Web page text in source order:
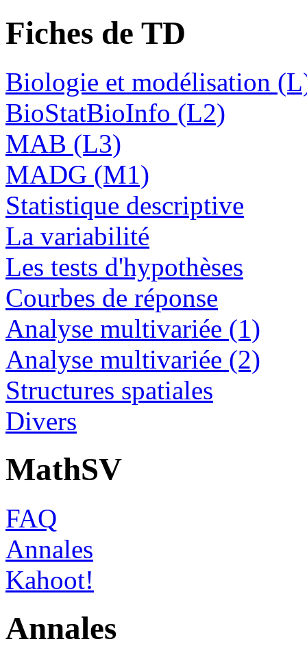
Fiches de TD
Biologie et modélisation
BioStatBioInfo (L2)
MAB (L3)
MADG (M1)
Statistique descriptive
La variabilité
Les tests d'hypothèses
Courbes de réponse
Analyse multivariée (1)
Analyse multivariée (2)
Structures spatiales
Divers
MathSV
FAQ
Annales
Kahoot!
Annales